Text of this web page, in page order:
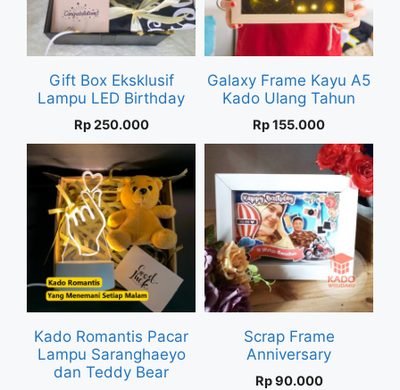
Gift Box Eksklusif
Lampu LED Birthday
Rp250.000
Galaxy Frame Kayu A5
Kado Ulang Tahun
Rp155.000
Kado Romantis Pacar
Lampu Saranghaeyo
dan Teddy Bear
Scrap Frame
Anniversary
Rp90.000